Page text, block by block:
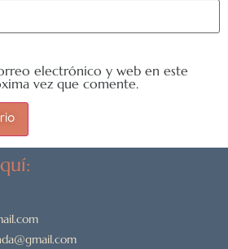
electrónico y web en este
vez que comente.